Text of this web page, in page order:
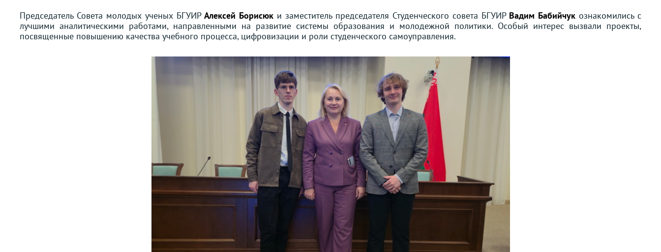
Председатель Совета молодых ученых БГУИРАлексей Борисюк и заместитель председателя Студенческого совета БГУИР Вадим Бабийчукознакомились с
лучшими аналитическими работами, направленными на развитие системы образования и молодежной политики. Особый интерес вызвали проекты,
посвященные повышению качества учебного процесса, цифровизации и роли студенческого самоуправления.